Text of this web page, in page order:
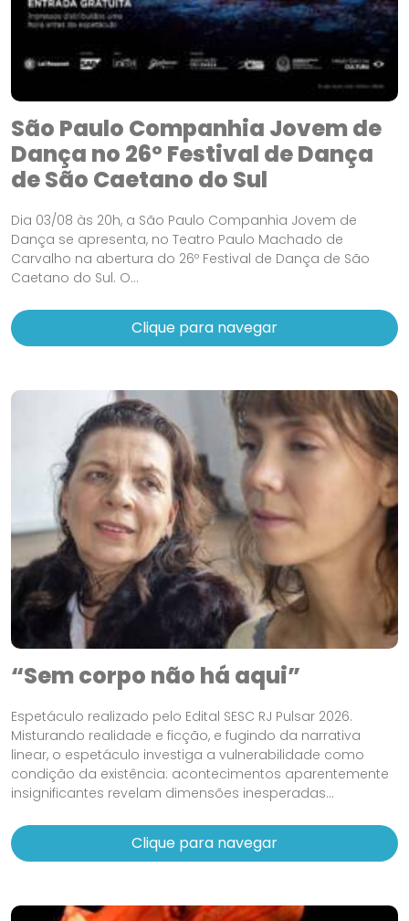
São Paulo Companhia Jovem de
Dança no 26º Festival de Dança
de São Caetano do Sul
Dia 03/08 às 20h, a São Paulo Companhia Jovem de
Dança se apresenta, no Teatro Paulo Machado de
Carvalho na abertura do 26º Festival de Dança de São
Caetano do Sul. O...
Clique para navegar
“Sem corpo não há aqui”
Espetáculo realizado pelo Edital SESC RJ Pulsar 2026.
Misturando realidade e ficção, e fugindo da narrativa
linear, o espetáculo investiga a vulnerabilidade como
condição da existência: acontecimentos aparentemente
insignificantes revelam dimensões inesperadas...
Clique para navegar